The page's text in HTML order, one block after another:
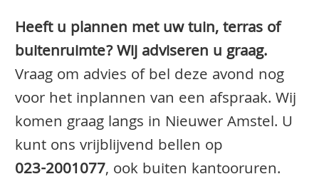
Heeft u plannen met uw tuin, terras of
buitenruimte? Wij adviseren u graag.
Vraag om advies of bel deze avond nog
voor het inplannen van een afspraak. Wij
komen graag langs in Nieuwer Amstel. U
kunt ons vrijblijvend bellen op
023-2001077, ook buiten kantooruren.